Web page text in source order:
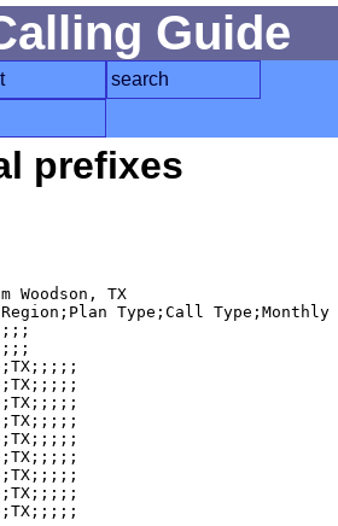
Guide
search
prefixes
Woodson, TX
Type;Call